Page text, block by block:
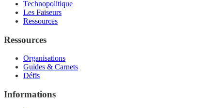
Technopolitique
Les Faiseurs
Ressources
Ressources
Organisations
Guides & Carnets
Défis
Informations